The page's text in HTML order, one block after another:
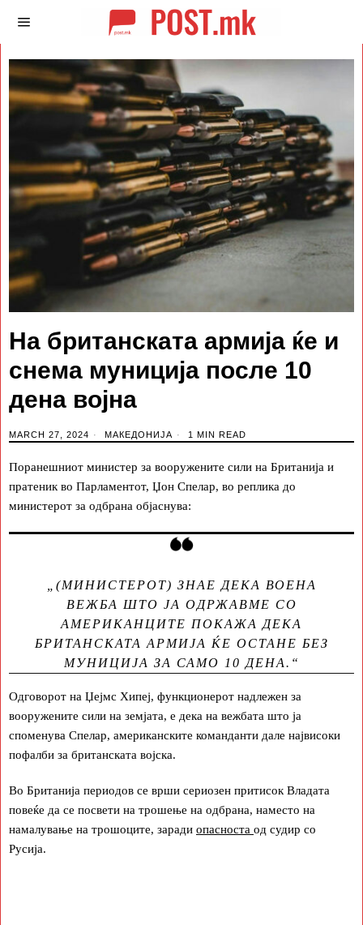
На британската армија ќе и
снема муниција после 10
дена војна
MARCH 27, 2024 МАКЕДОНИЈА 1 MIN READ
Поранешниот министер за вооружените сили на Британија и
пратеник во Парламентот, Џон Спелар, во реплика до
министерот за одбрана објаснува:
„(МИНИСТЕРОТ) ЗНАЕ ДЕКА ВОЕНА
ВЕЖБА ШТО ЈА ОДРЖАВМЕ СО
АМЕРИКАНЦИТЕ ПОКАЖА ДЕКА
БРИТАНСКАТА АРМИЈА ЌЕ ОСТАНЕ БЕЗ
МУНИЦИЈА ЗА САМО 10 ДЕНА.“
Одговорот на Џејмс Хипеј, функционерот надлежен за
вооружените сили на земјата, е дека на вежбата што ја
споменува Спелар, американските команданти дале највисоки
пофалби за британската војска.
Во Британија периодов се врши сериозен притисок Владата
повеќе да се посвети на трошење на одбрана, наместо на
намалување на трошоците, заради опасноста од судир со
Русија.